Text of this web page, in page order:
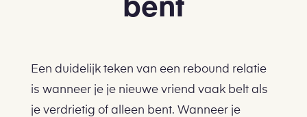
bent
Een duidelijk teken van een rebound relatie
is wanneer je je nieuwe vriend vaak belt als
je verdrietig of alleen bent. Wanneer je